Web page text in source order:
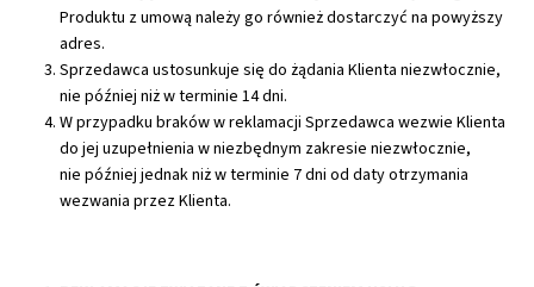
Produktu z umową należy go również dostarczyć na powyższy
adres.
Sprzedawca ustosunkuje się do żądania Klienta niezwłocznie,
nie później niż w terminie 14 dni.
W przypadku braków w reklamacji Sprzedawca wezwie Klienta
do jej uzupełnienia w niezbędnym zakresie niezwłocznie,
nie później jednak niż w terminie 7 dni od daty otrzymania
wezwania przez Klienta.